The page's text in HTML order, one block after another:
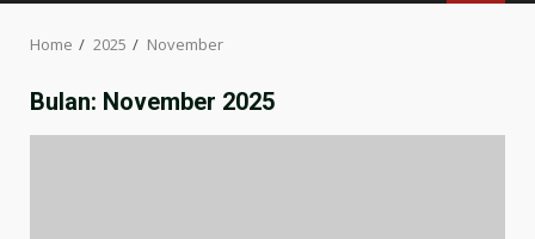
Home 2025 November
Bulan: November 2025